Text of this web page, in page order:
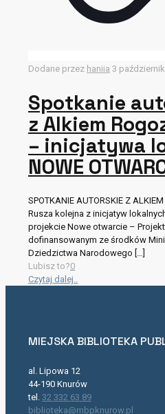
Dodane przez haniia 3
Spotkanie
z Alkiem
– inicjatywa
NOWE
SPOTKANIE AUTORSKIE Z
Rusza kolejna z inicjatyw
projekcie Nowe otwarcie –
dofinansowanym ze środków
Dziedzictwa Narodowego […]
Lubisz to?0
Czytaj dalej..
MIEJSKA BIBLIOTEKA
al. Lipowa 12
44-190 Knurów
tel. 32 332 63 89
biblioteka@mbpknurow.pl